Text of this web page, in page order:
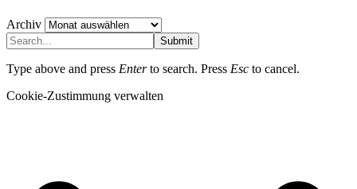
Archiv
Submit
Type above and press Enterto search. Press Esc to cancel.
Cookie-Zustimmung verwalten